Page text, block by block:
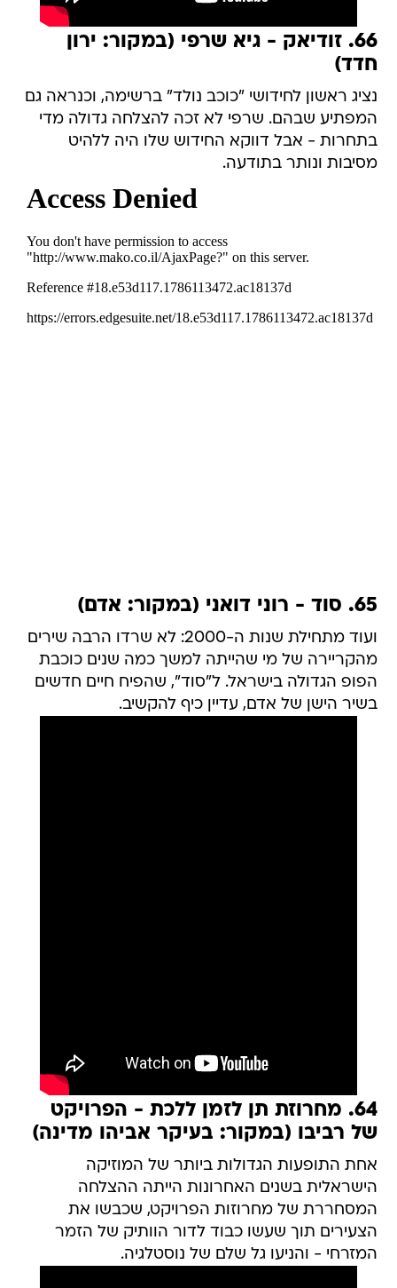
66. זודיאק - גיא שרפי (במקור: ירון
חדד)
נציג ראשון לחידושי "כוכב נולד" ברשימה, וכנראה גם
המפתיע שבהם. שרפי לא זכה להצלחה גדולה מדי
בתחרות - אבל דווקא החידוש שלו היה ללהיט
מסיבות ונותר בתודעה.
65. סוד - רוני דואני (במקור: אדם)
ועוד מתחילת שנות ה-2000: לא שרדו הרבה שירים
מהקריירה של מי שהייתה למשך כמה שנים כוכבת
הפופ הגדולה בישראל. ל"סוד", שהפיח חיים חדשים
בשיר הישן של אדם, עדיין כיף להקשיב.
64. מחרוזת תן לזמן ללכת - הפרויקט
של רביבו (במקור: בעיקר אביהו מדינה)
אחת התופעות הגדולות ביותר של המוזיקה
הישראלית בשנים האחרונות הייתה ההצלחה
המסחררת של מחרוזות הפרויקט, שכבשו את
הצעירים תוך שעשו כבוד לדור הוותיק של הזמר
המזרחי - והניעו גל שלם של נוסטלגיה.